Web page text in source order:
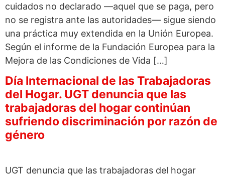
cuidados no declarado —aquel que se paga, pero
no se registra ante las autoridades— sigue siendo
una práctica muy extendida en la Unión Europea.
Según el informe de la Fundación Europea para la
Mejora de las Condiciones de Vida […]
Día Internacional de las Trabajadoras
del Hogar. UGT denuncia que las
trabajadoras del hogar continúan
sufriendo discriminación por razón de
género
UGT denuncia que las trabajadoras del hogar